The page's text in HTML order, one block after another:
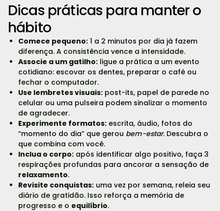
Dicas práticas para manter o
hábito
Comece pequeno:1 a 2 minutos por dia já fazem
diferença. A consistência vence a intensidade.
Associe a um gatilho:ligue a prática a um evento
cotidiano: escovar os dentes, preparar o café ou
fechar o computador.
Use lembretes visuais:post-its, papel de parede no
celular ou uma pulseira podem sinalizar o momento
de agradecer.
Experimente formatos:escrita, áudio, fotos do
“momento do dia” que gerou bem-estar. Descubra o
que combina com você.
Inclua o corpo:após identificar algo positivo, faça 3
respirações profundas para ancorar a sensação de
relaxamento.
Revisite conquistas:uma vez por semana, releia seu
diário de gratidão. Isso reforça a memória de
progresso e o equilíbrio.